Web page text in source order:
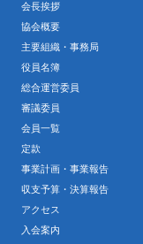
会長挨拶
協会概要
主要組織・事務局
役員名簿
総合運営委員
審議委員
会員一覧
定款
事業計画・事業報告
収支予算・決算報告
アクセス
入会案内